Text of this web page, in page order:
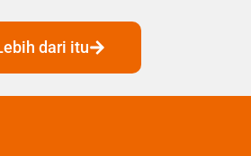
dari itu